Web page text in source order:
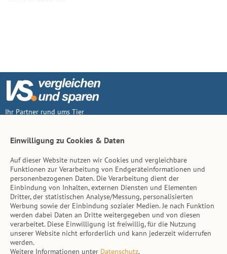
Ihr Partner rund ums Tier
Inhalt
Tierarzt-Suche
Hinweise
AGB
Impressum
Einwilligung zu Cookies & Daten
Auf dieser Website nutzen wir Cookies und vergleichbare
Funktionen zur Verarbeitung von Endgeräteinformationen und
personenbezogenen Daten. Die Verarbeitung dient der
Einbindung von Inhalten, externen Diensten und Elementen
Dritter, der statistischen Analyse/Messung, personalisierten
Werbung sowie der Einbindung sozialer Medien. Je nach Funktion
werden dabei Daten an Dritte weitergegeben und von diesen
verarbeitet. Diese Einwilligung ist freiwillig, für die Nutzung
unserer Website nicht erforderlich und kann jederzeit widerrufen
werden.
Weitere Informationen unter Datenschutz.